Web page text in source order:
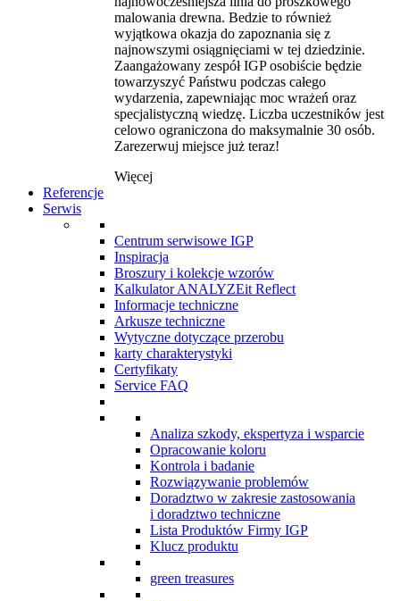
malowania drewna. Bedzie to również
wyjątkowa okazja do zapoznania się z
najnowszymi osiągnięciami w tej dziedzinie.
Zaangażowany zespół IGP osobiście będzie
towarzyszyć Państwu podczas całego
wydarzenia, zapewniając moc wrażeń oraz
specjalistyczną wiedzę. Liczba uczestników jest
celowo ograniczona do maksymalnie 30 osób.
Zarezerwuj miejsce już teraz!
Więcej
Referencje
Serwis
Centrum serwisowe IGP
Inspiracja
Broszury i kolekcje wzorów
Kalkulator ANALYZEit Reflect
Informacje techniczne
Arkusze techniczne
Wytyczne dotyczące przerobu
karty charakterystyki
Certyfikaty
Service FAQ
Analiza szkody, ekspertyza i wsparcie
Opracowanie koloru
Kontrola i badanie
Rozwiązywanie problemów
Doradztwo w zakresie zastosowania
i doradztwo techniczne
Lista Produktów Firmy IGP
Klucz produktu
green treasures